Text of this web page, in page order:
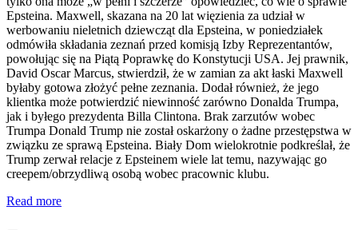
Epsteina. Maxwell, skazana na 20 lat więzienia za udział w
werbowaniu nieletnich dziewcząt dla Epsteina, w poniedziałek
odmówiła składania zeznań przed komisją Izby Reprezentantów,
powołując się na Piątą Poprawkę do Konstytucji USA. Jej prawnik,
David Oscar Marcus, stwierdził, że w zamian za akt łaski Maxwell
byłaby gotowa złożyć pełne zeznania. Dodał również, że jego
klientka może potwierdzić niewinność zarówno Donalda Trumpa,
jak i byłego prezydenta Billa Clintona. Brak zarzutów wobec
Trumpa Donald Trump nie został oskarżony o żadne przestępstwa w
związku ze sprawą Epsteina. Biały Dom wielokrotnie podkreślał, że
Trump zerwał relacje z Epsteinem wiele lat temu, nazywając go
creepem/obrzydliwą osobą wobec pracownic klubu.
Read more